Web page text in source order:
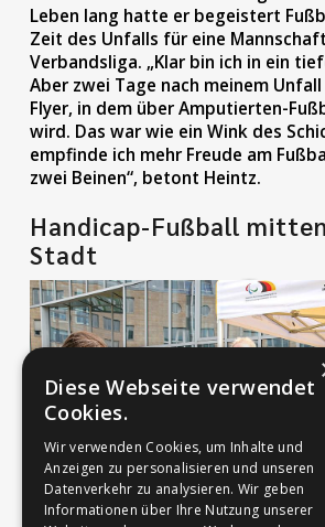
Leben lang hatte er begeistert
Zeit des Unfalls für eine
Verbandsliga. „Klar bin ich in ein
Aber zwei Tage nach meinem
Flyer, in dem über Amputierten-
wird. Das war wie ein Wink des
empfinde ich mehr Freude am
zwei Beinen“, betont Heintz.
Handicap-Fußball
Stadt
Diese Webseite verwendet
Cookies.
Wir verwenden Cookies, um Inhalte und
Anzeigen zu personalisieren und unseren
Datenverkehr zu analysieren. Wir geben
Informationen über Ihre Nutzung unserer